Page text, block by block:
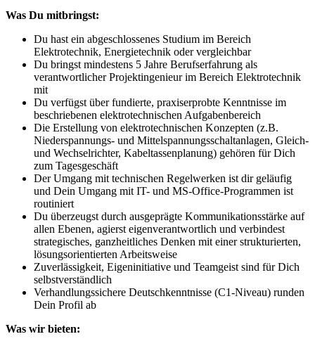
Was Du mitbringst:
Du hast ein abgeschlossenes Studium im Bereich
Elektrotechnik, Energietechnik oder vergleichbar
Du bringst mindestens 5 Jahre Berufserfahrung als
verantwortlicher Projektingenieur im Bereich Elektrotechnik
mit
Du verfügst über fundierte, praxiserprobte Kenntnisse im
beschriebenen elektrotechnischen Aufgabenbereich
Die Erstellung von elektrotechnischen Konzepten (z.B.
Niederspannungs- und Mittelspannungsschaltanlagen, Gleich-
und Wechselrichter, Kabeltassenplanung) gehören für Dich
zum Tagesgeschäft
Der Umgang mit technischen Regelwerken ist dir geläufig
und Dein Umgang mit IT- und MS-Office-Programmen ist
routiniert
Du überzeugst durch ausgeprägte Kommunikationsstärke auf
allen Ebenen, agierst eigenverantwortlich und verbindest
strategisches, ganzheitliches Denken mit einer strukturierten,
lösungsorientierten Arbeitsweise
Zuverlässigkeit, Eigeninitiative und Teamgeist sind für Dich
selbstverständlich
Verhandlungssichere Deutschkenntnisse (C1-Niveau) runden
Dein Profil ab
Was wir bieten: